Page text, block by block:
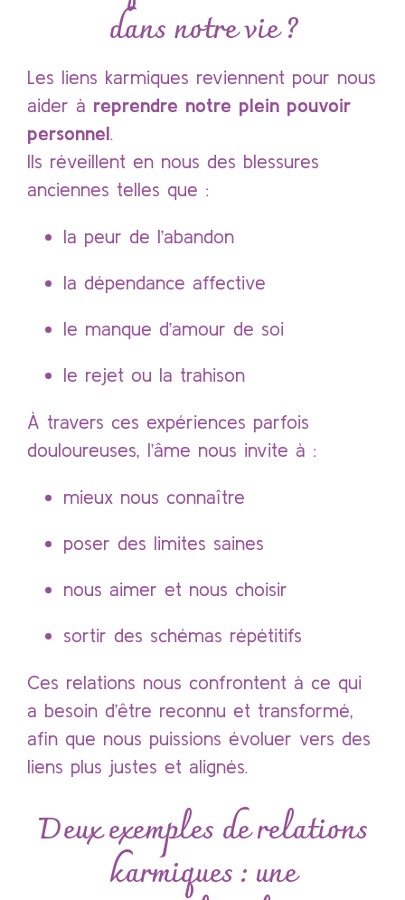
dans notre vie ?
Les liens karmiques reviennent pour nous
aider à reprendre notre plein pouvoir
personnel.
Ils réveillent en nous des blessures
anciennes telles que :
la peur de l’abandon
la dépendance affective
le manque d’amour de soi
le rejet ou la trahison
À travers ces expériences parfois
douloureuses, l’âme nous invite à :
mieux nous connaître
poser des limites saines
nous aimer et nous choisir
sortir des schémas répétitifs
Ces relations nous confrontent à ce qui
a besoin d’être reconnu et transformé,
afin que nous puissions évoluer vers des
liens plus justes et alignés.
Deux exemples de relations
karmiques : une